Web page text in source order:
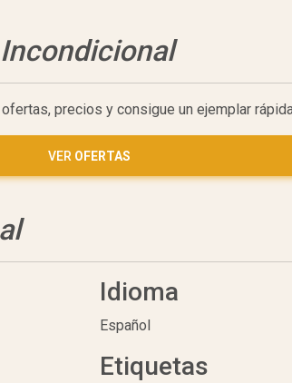
Incondicional
precios y consigue un ejemplar
VER OFERTAS
Idioma
Español
Etiquetas